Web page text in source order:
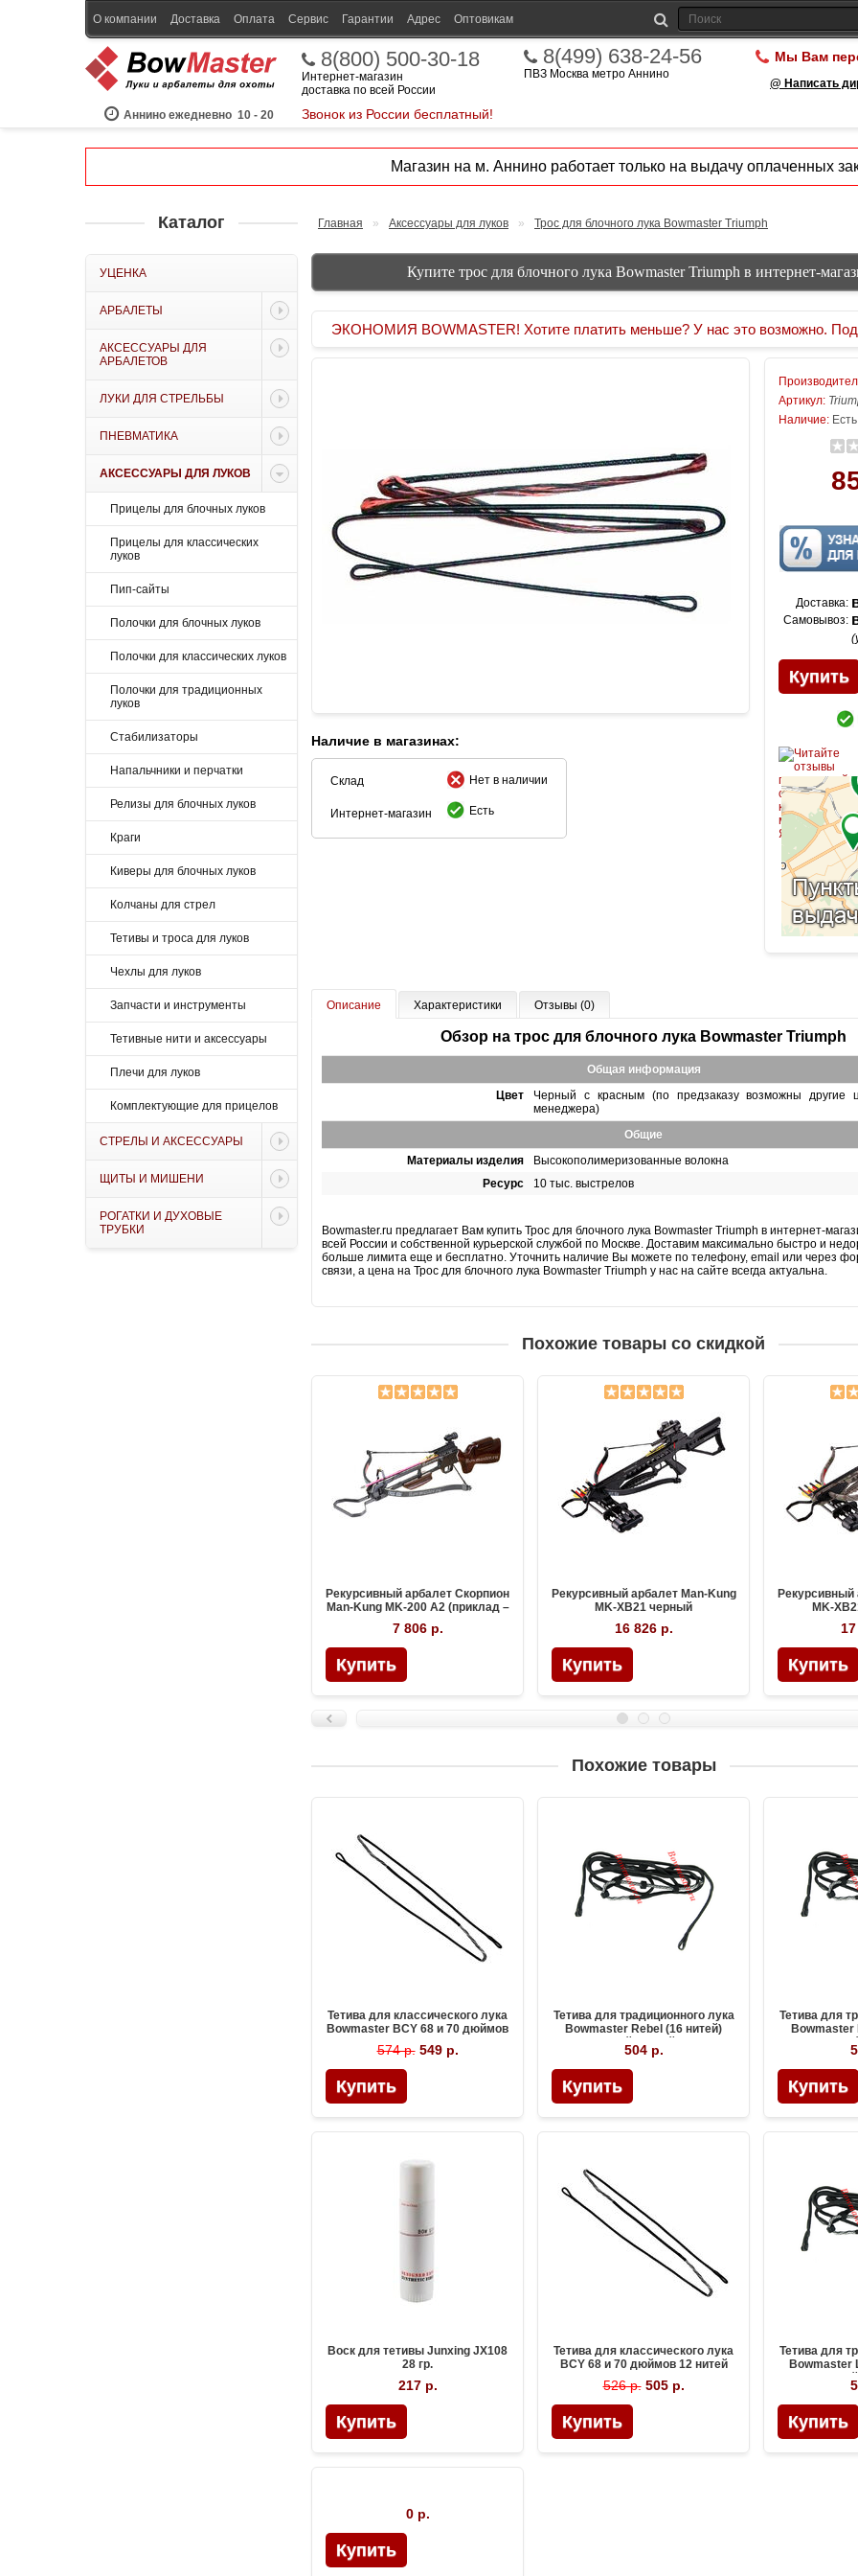
О компании Доставка Оплата Сервис Гарантии Адрес Оптовикам
Аннино ежедневно 10 - 20
8(800) 500-30-18
Интернет-магазин
доставка по всей России
Звонок из России бесплатный!
8(499) 638-24-56
ПВЗ Москва метро Аннино
Мы Вам
@ Написать
Магазин на м. Аннино работает только на выдачу оплаченных
Каталог
УЦЕНКА
АРБАЛЕТЫ
АКСЕССУАРЫ ДЛЯ
АРБАЛЕТОВ
ЛУКИ ДЛЯ СТРЕЛЬБЫ
ПНЕВМАТИКА
АКСЕССУАРЫ ДЛЯ ЛУКОВ
Прицелы для блочных луков
Прицелы для классических
луков
Пип-сайты
Полочки для блочных луков
Полочки для классических луков
Полочки для традиционных
луков
Стабилизаторы
Напальчники и перчатки
Релизы для блочных луков
Краги
Киверы для блочных луков
Колчаны для стрел
Тетивы и троса для луков
Чехлы для луков
Запчасти и инструменты
Тетивные нити и аксессуары
Плечи для луков
Комплектующие для прицелов
СТРЕЛЫ И АКСЕССУАРЫ
ЩИТЫ И МИШЕНИ
РОГАТКИ И ДУХОВЫЕ
ТРУБКИ
Главная » Аксессуары для луков » Трос для блочного лука Bowmaster Triumph
Купите трос для блочного лука Bowmaster Triumph в интернет-
ЭКОНОМИЯ BOWMASTER! Хотите платить меньше? У нас это возможно.
Наличие в магазинах:
Склад Нет в наличии
Интернет-магазин Есть
Артикул:
Наличие:
Доставка:
Самовывоз:
Описание Характеристики Отзывы (0)
Обзор на трос для блочного лука Bowmaster Triumph
Общая информация
Цвет
Черный с красным (по предзаказу возможны другие
менеджера)
Общие
Материалы изделия
Высокополимеризованные волокна
Ресурс
10 тыс. выстрелов
Bowmaster.ru предлагает Вам купить Трос для блочного лука Bowmaster Triumph в интернет-
всей России и собственной курьерской службой по Москве. Доставим максимально быстро и
больше лимита еще и бесплатно. Уточнить наличие Вы можете по телефону, email или через
связи, а цена на Трос для блочного лука Bowmaster Triumph у нас на сайте всегда актуальна.
Похожие товары со скидкой
Рекурсивный арбалет Скорпион
Man-Kung MK-200 A2 (приклад –
дерево)
7 806 р.
Рекурсивный арбалет Man-Kung
MK-XB21 черный
16 826 р.
Рекурсивный
MK-
Похожие товары
Тетива для классического лука
Bowmaster BCY 68 и 70 дюймов
574 р. 549 р.
Тетива для традиционного лука
Bowmaster Rebel (16 нитей)
длиной 56 дюймов
504 р.
Тетива для
Bowmaster
Воск для тетивы Junxing JX108
28 гр.
217 р.
Тетива для классического лука
BCY 68 и 70 дюймов 12 нитей
526 р. 505 р.
Тетива для
Bowmaster
0 р.